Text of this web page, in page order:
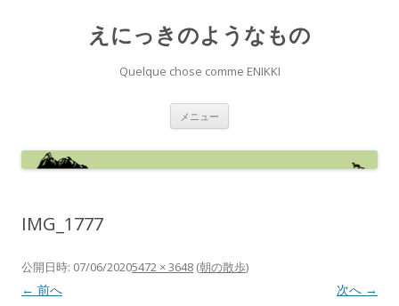
えにっきのようなもの
Quelque chose comme ENIKKI
メニュー
ン
へ
IMG_1777
公開日時: 07/06/20205472 × 3648 (朝の散歩)
← 前へ 次へ →